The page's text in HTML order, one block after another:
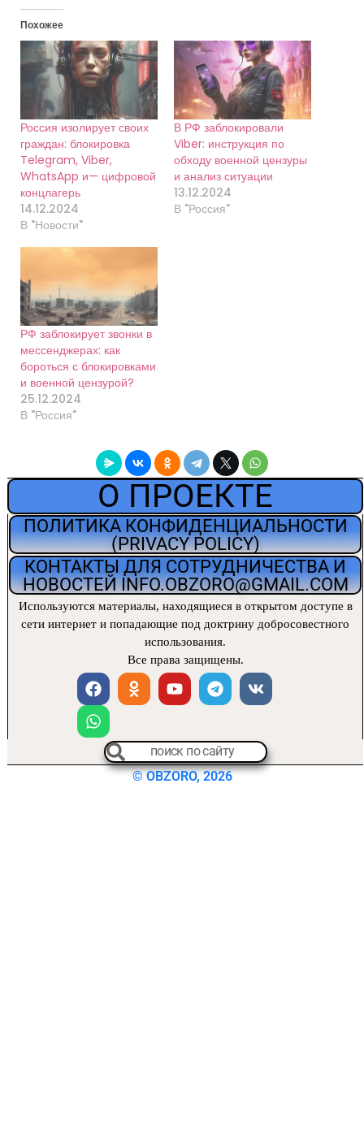
Похожее
Россия изолирует своих
граждан: блокировка
Telegram, Viber,
WhatsApp и— цифровой
концлагерь
14.12.2024
В "Новости"
В РФ заблокировали
Viber: инструкция по
обходу военной цензуры
и анализ ситуации
13.12.2024
В "Россия"
РФ заблокирует звонки в
мессенджерах: как
бороться с блокировками
и военной цензурой?
25.12.2024
В "Россия"
О ПРОЕКТЕ
ПОЛИТИКА КОНФИДЕНЦИАЛЬНОСТИ
(PRIVACY POLICY)
КОНТАКТЫ ДЛЯ СОТРУДНИЧЕСТВА И
НОВОСТЕЙ INFO.OBZORO@GMAIL.COM
Используются материалы, находящиеся в открытом доступе в
сети интернет и попадающие под доктрину добросовестного
использования.
Все права защищены.
© OBZORO, 2026